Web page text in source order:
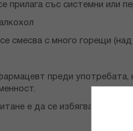
прилага със системни или
смесва с много горещи
преди
е да се избягва